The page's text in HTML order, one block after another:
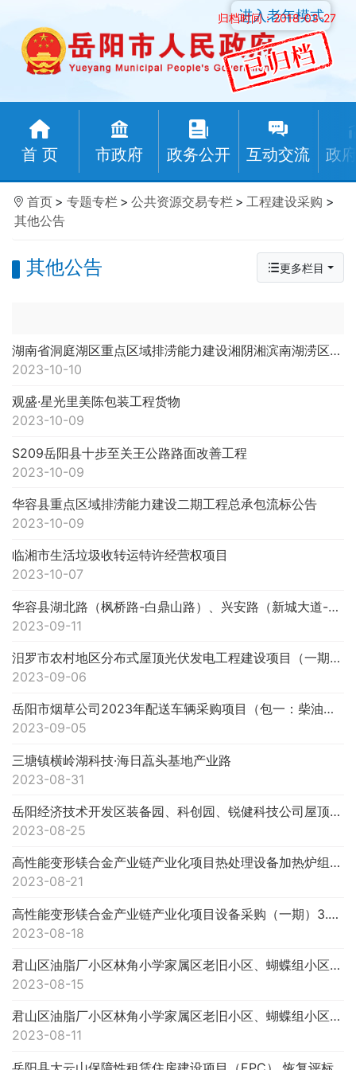
归档时间：2018-03-27
首 页 市政府 政务公开 互动交流 政
进入老年模式
首页 > 专题专栏 > 公共资源交易专栏 > 工程建设采购 >
其他公告
其他公告 更多栏目
湖南省洞庭湖区重点区域排涝能力建设湘阴湘滨南湖涝区、烂泥湖涝区工程设计采购施工工程总承包
2023-10-10
观盛·星光里美陈包装工程货物
2023-10-09
S209岳阳县十步至关王公路路面改善工程
2023-10-09
华容县重点区域排涝能力建设二期工程总承包流标公告
2023-10-09
临湘市生活垃圾收转运特许经营权项目
2023-10-07
华容县湖北路（枫桥路-白鼎山路）、兴安路（新城大道-苍梧路）、苍梧路（湖北路-田家湖大道）等道路工程工程总承包...
2023-09-11
汨罗市农村地区分布式屋顶光伏发电工程建设项目（一期）(第一部分28.0104MWp设计施工总承包)流标公告
2023-09-06
岳阳市烟草公司2023年配送车辆采购项目（包一：柴油动力配送车辆）流标公告
2023-09-05
三塘镇横岭湖科技·海日藠头基地产业路
2023-08-31
岳阳经济技术开发区装备园、科创园、锐健科技公司屋顶光伏发电项目设计施工总承包(EPC)废标公告
2023-08-25
高性能变形镁合金产业链产业化项目热处理设备加热炉组采购流标公告
2023-08-21
高性能变形镁合金产业链产业化项目设备采购（一期）3.5米环轧机组设备采购（第二次）流标公告
2023-08-18
君山区油脂厂小区林角小学家属区老旧小区、蝴蝶组小区林角小区老旧小区、七弓岭小区楼西小学家属区老旧小区三个配套基...
2023-08-15
君山区油脂厂小区林角小学家属区老旧小区、蝴蝶组小区林角小区老旧小区、七弓岭小区楼西小学家属区老旧小区三个配套基...
2023-08-11